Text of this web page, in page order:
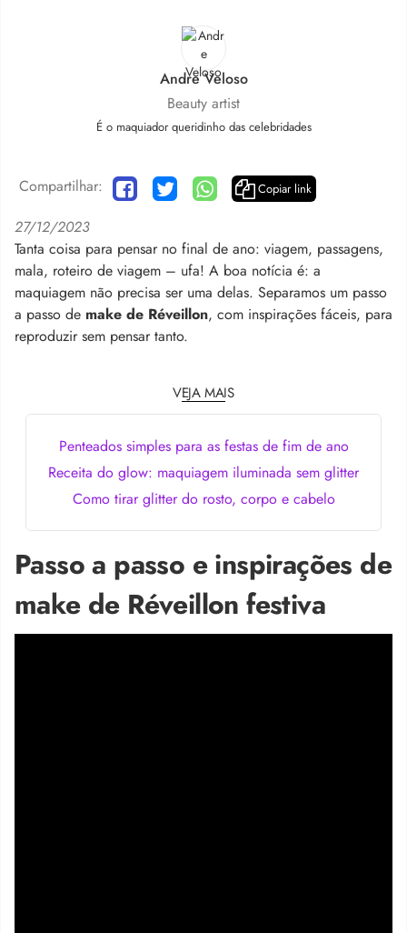
Andre Veloso
Beauty artist
É o maquiador queridinho das celebridades
Compartilhar: Copiar link
27/12/2023
Tanta coisa para pensar no final de ano: viagem, passagens,
mala, roteiro de viagem – ufa! A boa notícia é: a
maquiagem não precisa ser uma delas. Separamos um passo
a passo de make de Réveillon, com inspirações fáceis, para
reproduzir sem pensar tanto.
VEJA MAIS
Penteados simples para as festas de fim de ano
Receita do glow: maquiagem iluminada sem glitter
Como tirar glitter do rosto, corpo e cabelo
Passo a passo e inspirações de
make de Réveillon festiva